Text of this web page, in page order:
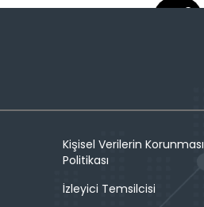
Kişisel Verilerin Korunması
Politikası
İzleyici Temsilcisi